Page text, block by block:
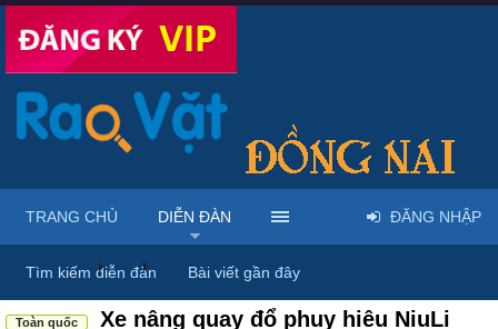
Diễn đàn ... Máy móc & thiết bị công nông nghiệp
Toàn quốc Xe nâng quay đổ phuy hiệu NiuLi
TRANG CHỦ DIỄN ĐÀN
Tìm kiếm diễn đàn Bài viết gần đây
ĐĂNG NHẬP